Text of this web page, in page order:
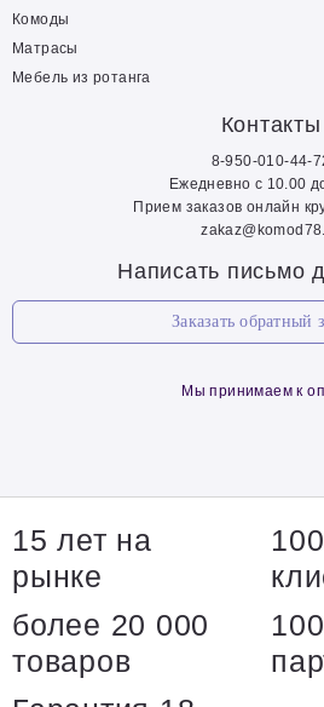
Комоды
Матрасы
Мебель из ротанга
Контакты
8-950-010-44-
Ежедневно с 10.00
Прием заказов онлайн
Написать письмо
Заказать обратный
Мы принимаем к
15 лет на
рынке
более 20 000
товаров